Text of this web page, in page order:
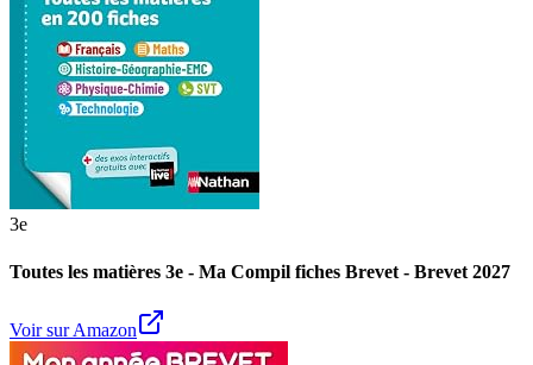
3e
Toutes les matières 3e - Ma Compil fiches Brevet - Brevet 2027
Voir sur Amazon